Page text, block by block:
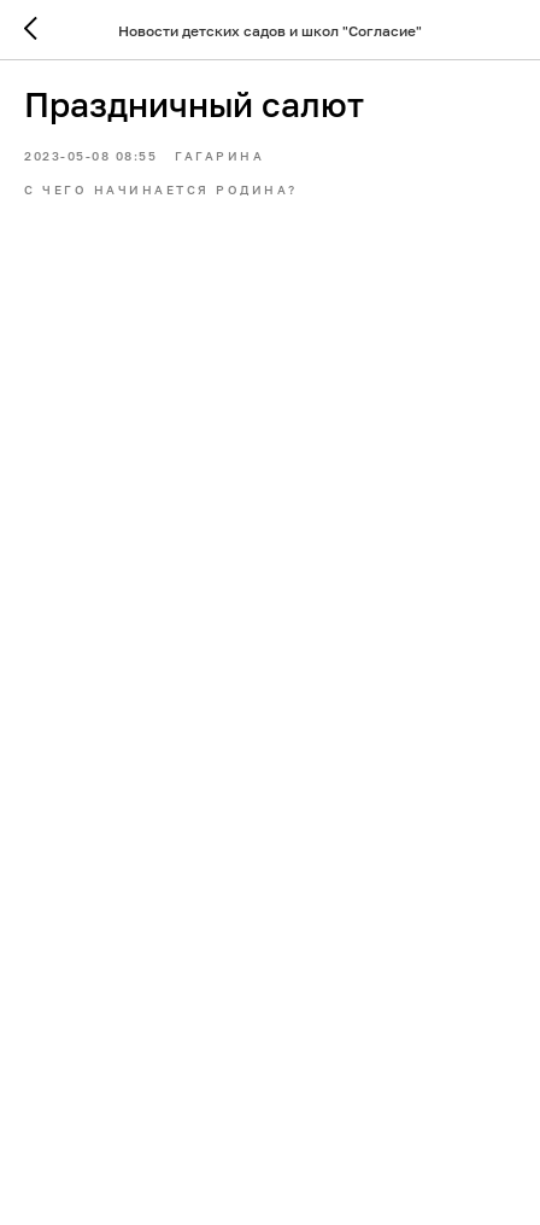
Новости детских садов и школ "Согласие"
Праздничный салют
2023-05-08 08:55 ГАГАРИНА
С ЧЕГО НАЧИНАЕТСЯ РОДИНА?